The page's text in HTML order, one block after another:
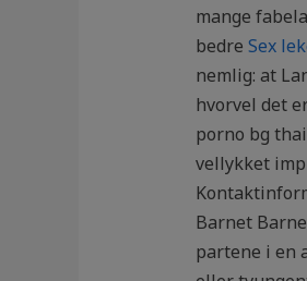
mange
bedre Sex
nemlig: at
hvorvel det
porno bg
vellykket
Barnet
partene i en